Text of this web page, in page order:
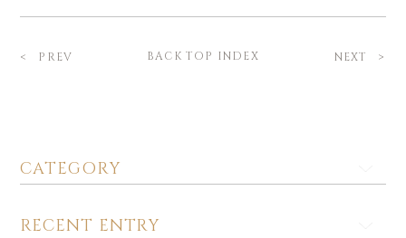
CATEGORY
RECENT ENTRY
PREV BACK TOP INDEX NEXT